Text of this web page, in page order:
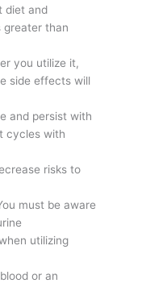
diet and
greater than
you utilize it,
side effects will
and persist with
cycles with
risks to
must be aware
utilizing
or an